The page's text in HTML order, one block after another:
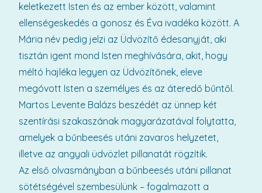
keletkezett Isten és az ember között, valamint
ellenségeskedés a gonosz és Éva ivadéka között. A
Mária név pedig jelzi az Üdvözítő édesanyját, aki
tisztán igent mond Isten meghívására, akit, hogy
méltó hajléka legyen az Üdvözítőnek, eleve
megóvott Isten a személyes és az áteredő bűntől.
Martos Levente Balázs beszédét az ünnep két
szentírási szakaszának magyarázatával folytatta,
amelyek a bűnbeesés utáni zavaros helyzetet,
illetve az angyali üdvözlet pillanatát rögzítik.
Az első olvasmányban a bűnbeesés utáni pillanat
sötétségével szembesülünk – fogalmazott a